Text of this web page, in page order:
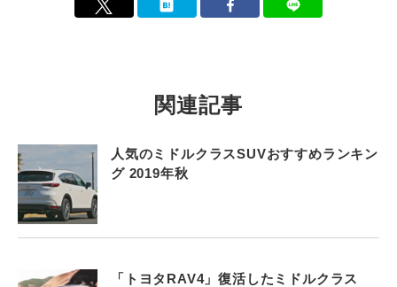
関連記事
人気のミドルクラスSUVおすすめランキン
グ 2019年秋
「トヨタRAV4」復活したミドルクラス